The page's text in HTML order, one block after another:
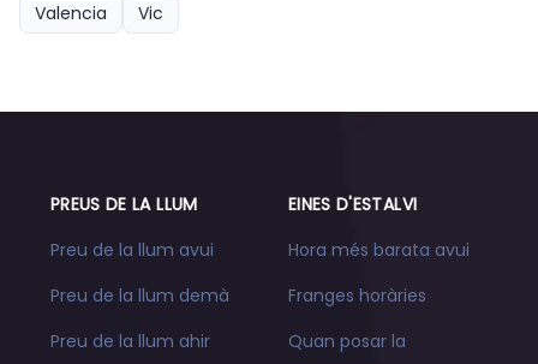
Valencia
Vic
PREUS DE LA LLUM
Preu de la llum avui
Preu de la llum demà
Preu de la llum ahir
EINES D'ESTALVI
Hora més barata avui
Franges horàries
Quan posar la